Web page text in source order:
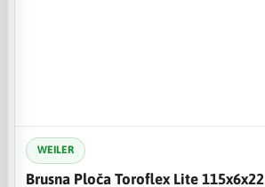
WEILER
Brusna Ploča Toroflex Lite 115x6x22